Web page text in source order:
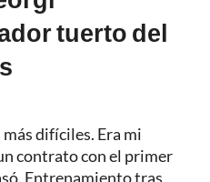
tuerto del
difíciles. Era mi
contrato con el primer
Entrenamiento tras